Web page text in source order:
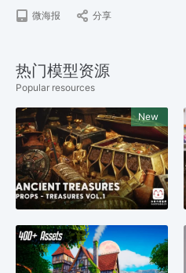
微海报 分享
热门模型资源
Popular resources